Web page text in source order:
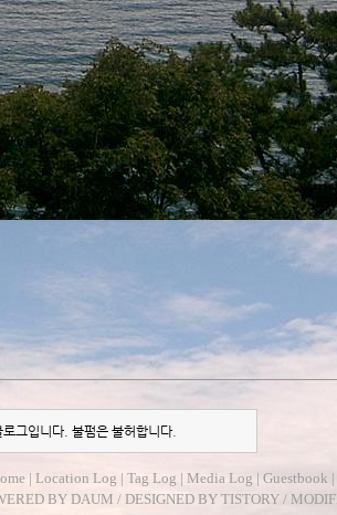
그입니다. 불펌은 불허합니다.
| Location Log | Tag Log | Media Log | Guestbook |
BY DAUM / DESIGNED BY TISTORY /